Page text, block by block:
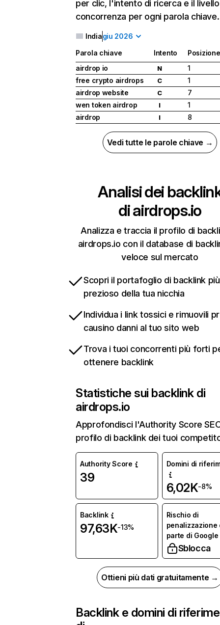
per clic, l'intento di ricerca e il
concorrenza per ogni parola chiave.
Indiagiu 2026
Parola chiave Intento
Posizione
airdrop io
N
1
free crypto airdrops
C
1
airdrop website
C
7
wen token airdrop
I
1
airdrop
I 8
Vedi tutte le parole chiave →
Analisi dei
diairdrops.io
Analizza e traccia il profilo di
airdrops.io con il database di
veloce sul mercato
Scopri il portafoglio di backlink più
prezioso della tua nicchia
Individua i link tossici e rimuovili
causino danni al tuo sito web
Trova i tuoi concorrenti più forti
ottenere backlink
Statistiche sui backlink di
airdrops.io
Approfondisci l'Authority Score
profilo di backlink dei tuoi
Authority Score
39
Domini di
6,02K-8%
Backlink
97,63K-13%
Rischio di
penalizzazione
parte di Google
Sblocca
Ottieni più dati gratuitamente →
Backlink e domini di